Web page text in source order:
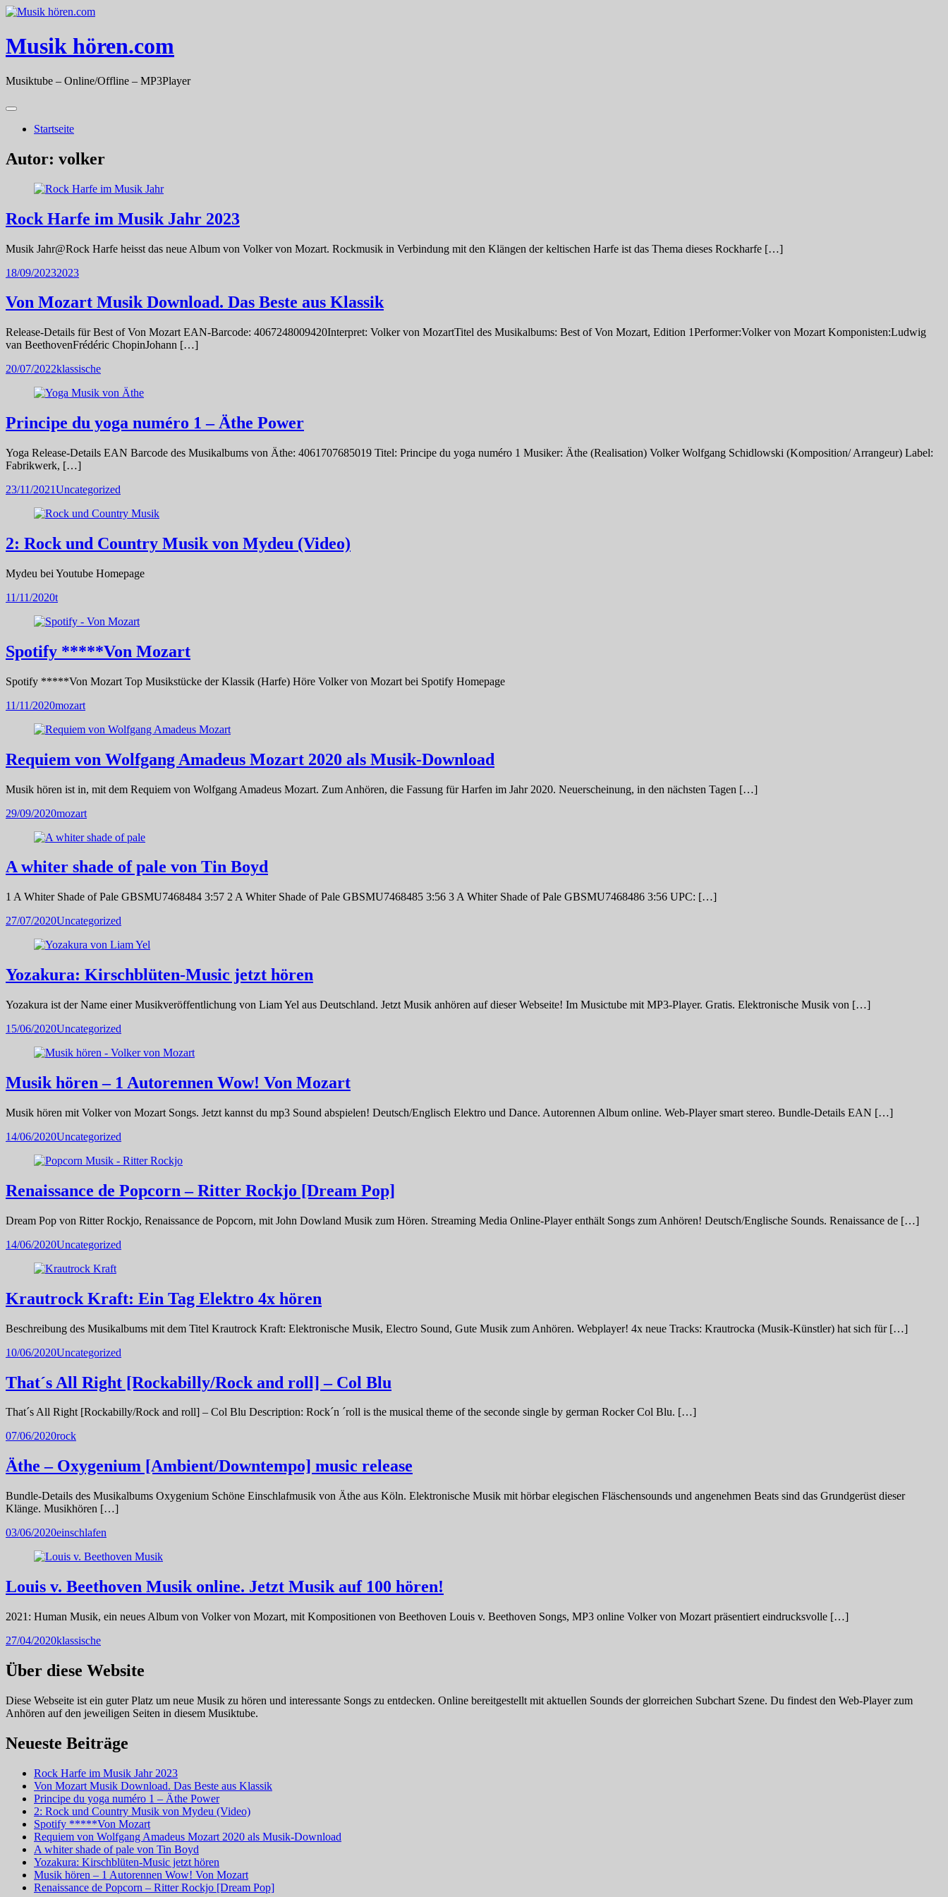
Skip
content
Musik hören.com
Musiktube – Online/Offline – MP3Player
Startseite
Autor: volker
Rock Harfe im Musik Jahr 2023
Musik Jahr@Rock Harfe heisst das neue Album von Volker von Mozart. Rockmusik in Verbindung mit den Klängen der keltischen Harfe ist das Thema dieses Rockharfe […]
18/09/20232023
Von Mozart Musik Download. Das Beste aus Klassik
Release-Details für Best of Von Mozart EAN-Barcode: 4067248009420Interpret: Volker von MozartTitel des Musikalbums: Best of Von Mozart, Edition 1Performer:Volker von Mozart Komponisten:Ludwig
van BeethovenFrédéric ChopinJohann […]
20/07/2022klassische
Principe du yoga numéro 1 – Äthe Power
Yoga Release-Details EAN Barcode des Musikalbums von Äthe: 4061707685019 Titel: Principe du yoga numéro 1 Musiker: Äthe (Realisation) Volker Wolfgang Schidlowski (Komposition/ Arrangeur) Label:
Fabrikwerk, […]
23/11/2021Uncategorized
2: Rock und Country Musik von Mydeu (Video)
Mydeu bei Youtube Homepage
11/11/2020t
Spotify *****Von Mozart
Spotify *****Von Mozart Top Musikstücke der Klassik (Harfe) Höre Volker von Mozart bei Spotify Homepage
11/11/2020mozart
Requiem von Wolfgang Amadeus Mozart 2020 als Musik-Download
Musik hören ist in, mit dem Requiem von Wolfgang Amadeus Mozart. Zum Anhören, die Fassung für Harfen im Jahr 2020. Neuerscheinung, in den nächsten Tagen […]
29/09/2020mozart
A whiter shade of pale von Tin Boyd
1 A Whiter Shade of Pale GBSMU7468484 3:57 2 A Whiter Shade of Pale GBSMU7468485 3:56 3 A Whiter Shade of Pale GBSMU7468486 3:56 UPC: […]
27/07/2020Uncategorized
Yozakura: Kirschblüten-Music jetzt hören
Yozakura ist der Name einer Musikveröffentlichung von Liam Yel aus Deutschland. Jetzt Musik anhören auf dieser Webseite! Im Musictube mit MP3-Player. Gratis. Elektronische Musik von […]
15/06/2020Uncategorized
Musik hören – 1 Autorennen Wow! Von Mozart
Musik hören mit Volker von Mozart Songs. Jetzt kannst du mp3 Sound abspielen! Deutsch/Englisch Elektro und Dance. Autorennen Album online. Web-Player smart stereo. Bundle-Details EAN […]
14/06/2020Uncategorized
Renaissance de Popcorn – Ritter Rockjo [Dream Pop]
Dream Pop von Ritter Rockjo, Renaissance de Popcorn, mit John Dowland Musik zum Hören. Streaming Media Online-Player enthält Songs zum Anhören! Deutsch/Englische Sounds. Renaissance de […]
14/06/2020Uncategorized
Krautrock Kraft: Ein Tag Elektro 4x hören
Beschreibung des Musikalbums mit dem Titel Krautrock Kraft: Elektronische Musik, Electro Sound, Gute Musik zum Anhören. Webplayer! 4x neue Tracks: Krautrocka (Musik-Künstler) hat sich für […]
10/06/2020Uncategorized
That´s All Right [Rockabilly/Rock and roll] – Col Blu
That´s All Right [Rockabilly/Rock and roll] – Col Blu Description: Rock´n ´roll is the musical theme of the seconde single by german Rocker Col Blu. […]
07/06/2020rock
Äthe – Oxygenium [Ambient/Downtempo] music release
Bundle-Details des Musikalbums Oxygenium Schöne Einschlafmusik von Äthe aus Köln. Elektronische Musik mit hörbar elegischen Fläschensounds und angenehmen Beats sind das Grundgerüst dieser
Klänge. Musikhören […]
03/06/2020einschlafen
Louis v. Beethoven Musik online. Jetzt Musik auf 100 hören!
2021: Human Musik, ein neues Album von Volker von Mozart, mit Kompositionen von Beethoven Louis v. Beethoven Songs, MP3 online Volker von Mozart präsentiert eindrucksvolle […]
27/04/2020klassische
Über diese Website
Diese Webseite ist ein guter Platz um neue Musik zu hören und interessante Songs zu entdecken. Online bereitgestellt mit aktuellen Sounds der glorreichen Subchart Szene. Du findest den Web-Player zum
Anhören auf den jeweiligen Seiten in diesem Musiktube.
Neueste Beiträge
Rock Harfe im Musik Jahr 2023
Von Mozart Musik Download. Das Beste aus Klassik
Principe du yoga numéro 1 – Äthe Power
2: Rock und Country Musik von Mydeu (Video)
Spotify *****Von Mozart
Requiem von Wolfgang Amadeus Mozart 2020 als Musik-Download
A whiter shade of pale von Tin Boyd
Yozakura: Kirschblüten-Music jetzt hören
Musik hören – 1 Autorennen Wow! Von Mozart
Renaissance de Popcorn – Ritter Rockjo [Dream Pop]